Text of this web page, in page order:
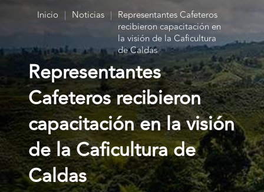
Inicio | Noticias | Representantes Cafeteros
recibieron capacitación en
la visión de la Caficultura
de Caldas
Representantes
Cafeteros recibieron
capacitación en la visión
de la Caficultura de
Caldas